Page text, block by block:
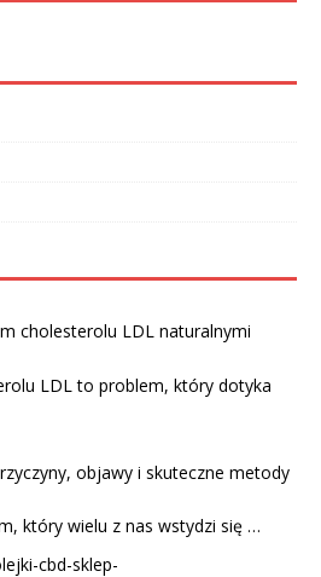
cholesterolu LDL naturalnymi
LDL to problem, który dotyka
objawy i skuteczne metody
który wielu z nas wstydzi się …
cbd-sklep-